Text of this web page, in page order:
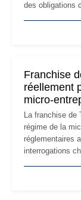
des obligations
les auto-
Franchise
réellement
micro-
La franchise de
régime de la
réglementaires
interrogations
facturation ou